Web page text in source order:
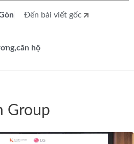
Đến bài viết gốc
căn hộ
Group